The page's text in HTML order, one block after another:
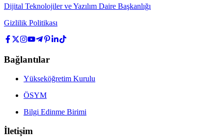
Dijital Teknolojiler ve Yazılım Daire Başkanlığı
Gizlilik Politikası
Bağlantılar
Yükseköğretim Kurulu
ÖSYM
Bilgi Edinme Birimi
İletişim